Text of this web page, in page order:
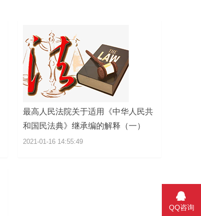
最高人民法院关于适用《中华人民共
和国民法典》继承编的解释（一）
2021-01-16 14:55:49
QQ咨询